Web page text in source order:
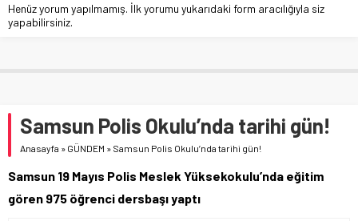
Henüz yorum yapılmamış. İlk yorumu yukarıdaki form aracılığıyla siz
yapabilirsiniz.
Samsun Polis Okulu’nda tarihi gün!
Anasayfa » GÜNDEM » Samsun Polis Okulu’nda tarihi gün!
Samsun 19 Mayıs Polis Meslek Yüksekokulu’nda eğitim
gören 975 öğrenci dersbaşı yaptı